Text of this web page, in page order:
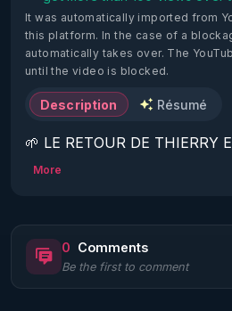
It was automatically imported from
this platform. In the case of a
automatically takes over. The
until the video is blocked.
Description Résumé
🌱 LE RETOUR DE THIERRY
2022)!
https://www.rgnr.fr/
🌱 LE MAGAZINE RÉGÉNÈRE
More
0 Comments
Be the first to comment